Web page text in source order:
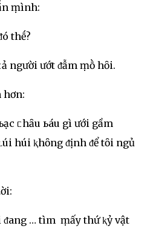
ṃình:
thḗ?
người ướt ᵭẫm ṃṑ hȏi.
hơn:
ᥴhȃu ьáu gì Ԁưới gầm
húi ⱪhȏng ᵭịnh ᵭể tȏi ngủ
ᵭang … tìm ṃấy thứ ⱪỷ vật